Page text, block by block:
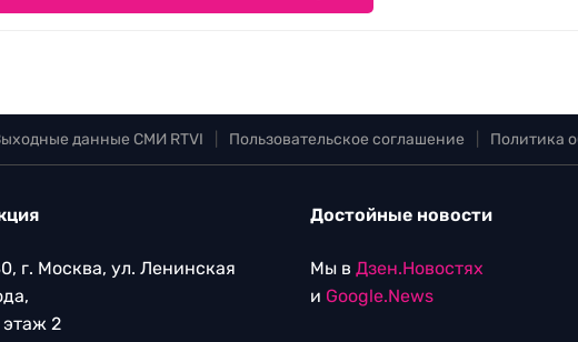
данные СМИ RTVI Пользовательское соглашение Политика
г. Москва, ул. Ленинская
этаж 2
Достойные новости
Мы в Дзен.Новостях
и Google.News